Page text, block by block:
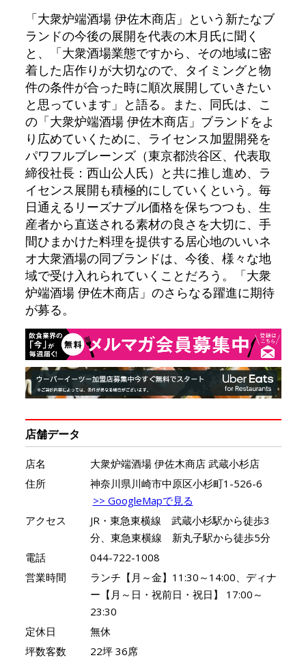
「大衆炉端酒場 伊佐木商店」という新たなブ
ランドの今後の展開を代表の木月氏に聞く
と、「大衆酒場業態ですから、その地域に密
着した店作りが大切なので、タイミングと物
件の条件が合った時に順次展開していきたい
と思っています」と語る。また、同氏は、こ
の「大衆炉端酒場 伊佐木商店」ブランドをよ
り広めていくために、ライセンス加盟開発を
パワフルブレーンズ（東京都渋谷区、代表取
締役社長：西山公人氏）と共に推し進め、ラ
イセンス展開も積極的にしていくという。毎
日通えるリーズナブル価格を保ちつつも、生
産者から直送される素材の良さを大切に、手
間ひまかけた料理を提供する居心地のいいネ
オ大衆酒場の同ブランドは、今後、様々な地
域で受け入れられていくことだろう。「大衆
炉端酒場 伊佐木商店」のさらなる躍進に期待
が募る。
店舗データ
店名
大衆炉端酒場 伊佐木商店 武蔵小杉店
住所
神奈川県川崎市中原区小杉町1-526-6
>> GoogleMapで見る
アクセス
JR・東急東横線 武蔵小杉駅から徒歩3
分、東急東横線 新丸子駅から徒歩5分
電話
044-722-1008
営業時間
ランチ【月～金】11:30～14:00、ディナ
ー【月～日・祝前日・祝日】 17:00～
23:30
定休日
無休
坪数客数
22坪 36席